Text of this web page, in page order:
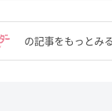
の記事をもっとみる